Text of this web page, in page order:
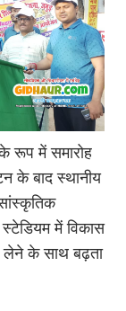
रूप में समारोह
के बाद स्थानीय
में विकास
लेने के साथ बढ़ता